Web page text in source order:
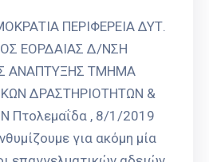
ΠΕΡΙΦΕΡΕΙΑ ΔΥΤ.
ΕΟΡΔΑΙΑΣ Δ/ΝΣΗ
ΑΝΑΠΤΥΞΗΣ ΤΜΗΜΑ
ΔΡΑΣΤΗΡΙΟΤΗΤΩΝ &
Πτολεμαΐδα , 8/1/2019
για ακόμη μία